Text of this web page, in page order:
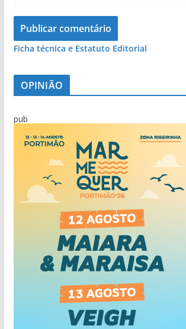
Ficha técnica e Estatuto Editorial
OPINIÃO
pub